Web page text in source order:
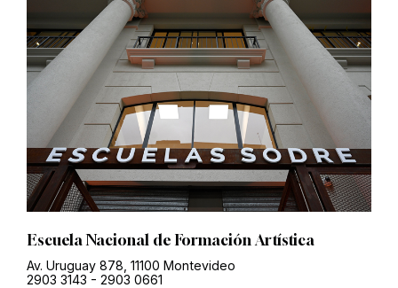
Escuela Nacional de Formación Artística
Av. Uruguay 878, 11100 Montevideo
2903 3143 - 2903 0661